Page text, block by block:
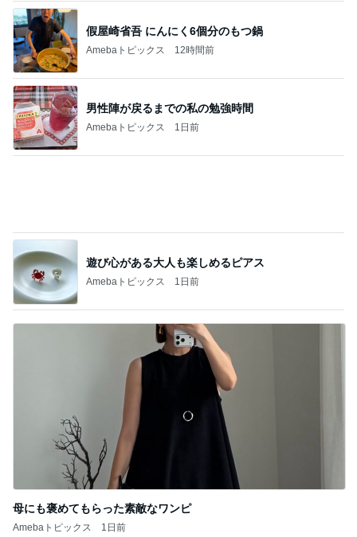
男性陣が戻るまでの私の勉強時間
Amebaトピックス 1日前
遊び心がある大人も楽しめるピアス
Amebaトピックス 1日前
母にも褒めてもらった素敵なワンピ
記事を読む
古村 夏仕様の弾性ストッキング
Amebaトピックス